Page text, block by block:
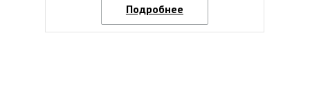
Подробнее